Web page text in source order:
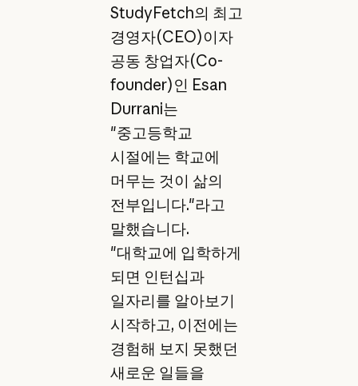
StudyFetch의 최고
경영자(CEO)이자
공동 창업자(Co-
founder)인 Esan
Durrani는
"중고등학교
시절에는 학교에
머무는 것이 삶의
전부입니다."라고
말했습니다.
"대학교에 입학하게
되면 인턴십과
일자리를 알아보기
시작하고, 이전에는
경험해 보지 못했던
새로운 일들을